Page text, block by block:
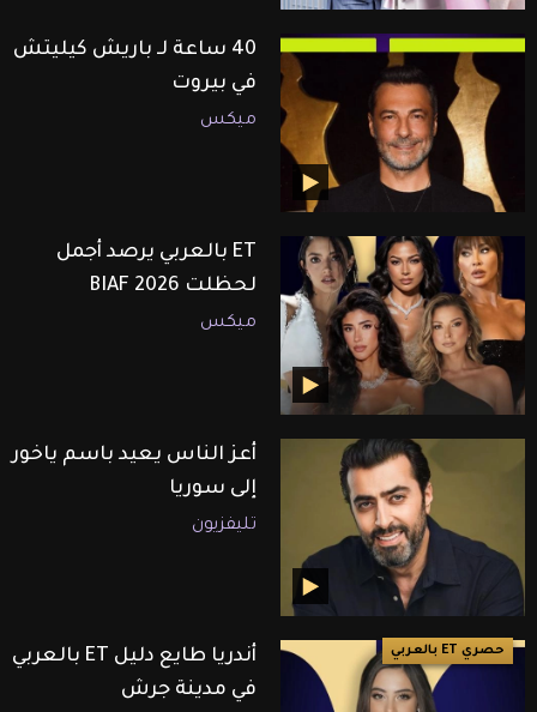
40 ساعة لـ باريش كيليتش
في بيروت
ميكس
ET بالعربي يرصد أجمل
لحظلت BIAF 2026
ميكس
أعز الناس يعيد باسم ياخور
إلى سوريا
تليفزيون
حصري ET بالعربي
أندريا طايع دليل ET بالعربي
في مدينة جرش